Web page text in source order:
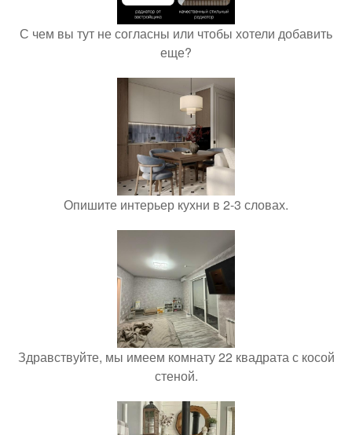
С чем вы тут не согласны или чтобы хотели добавить
еще?
Опишите интерьер кухни в 2-3 словах.
Здравствуйте, мы имеем комнату 22 квадрата с косой
стеной.